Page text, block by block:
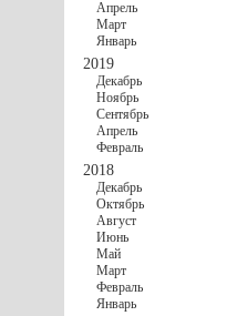
Апрель
Март
Январь
2019
Декабрь
Ноябрь
Сентябрь
Апрель
Февраль
2018
Декабрь
Октябрь
Август
Июнь
Май
Март
Февраль
Январь